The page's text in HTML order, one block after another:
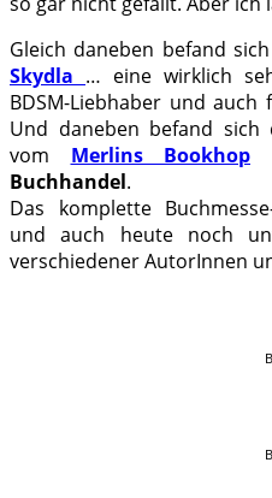
Gleich daneben befand
Skydla … eine wirklich
BDSM-Liebhaber und
Und daneben befand
vom Merlins Bookhop
Buchhandel.
Das komplette
und auch heute noch
verschiedener AutorInnen